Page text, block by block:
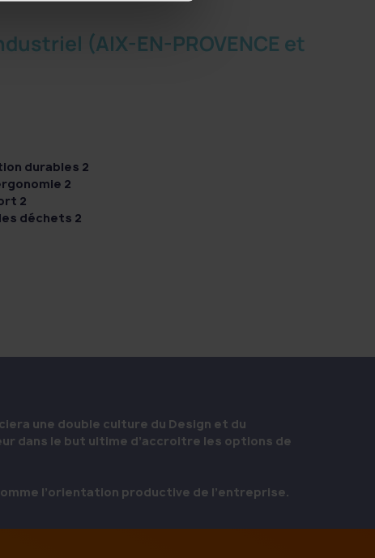
(AIX-EN-PROVENCE et
durables 2
2
2
déchets 2
une double culture du Design et du
dans le but ultime d’accroitre les options de
l’orientation productive de l’entreprise.